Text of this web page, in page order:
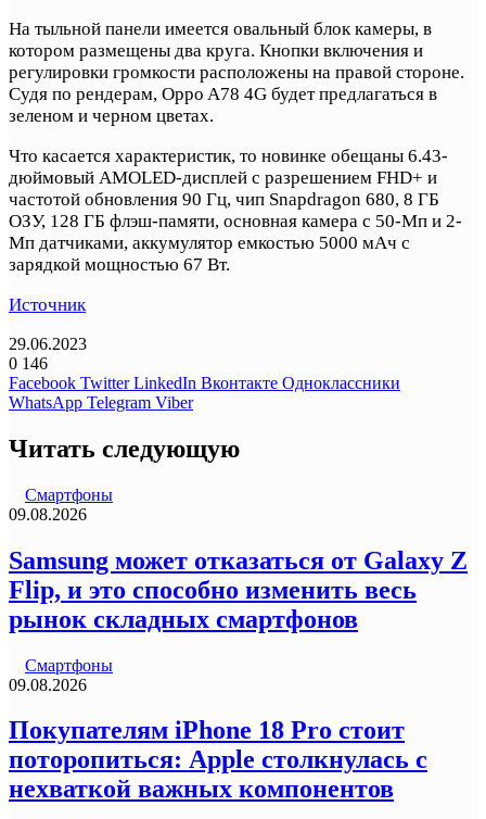
На тыльной панели имеется овальный блок камеры, в
котором размещены два круга. Кнопки включения и
регулировки громкости расположены на правой стороне.
Судя по рендерам, Oppo A78 4G будет предлагаться в
зеленом и черном цветах.
Что касается характеристик, то новинке обещаны 6.43-
дюймовый AMOLED-дисплей с разрешением FHD+ и
частотой обновления 90 Гц, чип Snapdragon 680, 8 ГБ
ОЗУ, 128 ГБ флэш-памяти, основная камера с 50-Мп и 2-
Мп датчиками, аккумулятор емкостью 5000 мАч с
зарядкой мощностью 67 Вт.
Источник
29.06.2023
0 146
Facebook Twitter LinkedIn Вконтакте Одноклассники
WhatsApp Telegram Viber
Читать следующую
Смартфоны
09.08.2026
Samsung может отказаться от Galaxy Z
Flip, и это способно изменить весь
рынок складных смартфонов
Смартфоны
09.08.2026
Покупателям iPhone 18 Pro стоит
поторопиться: Apple столкнулась с
нехваткой важных компонентов